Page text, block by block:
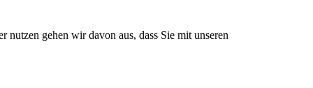
nutzen gehen wir davon aus, dass Sie mit unseren